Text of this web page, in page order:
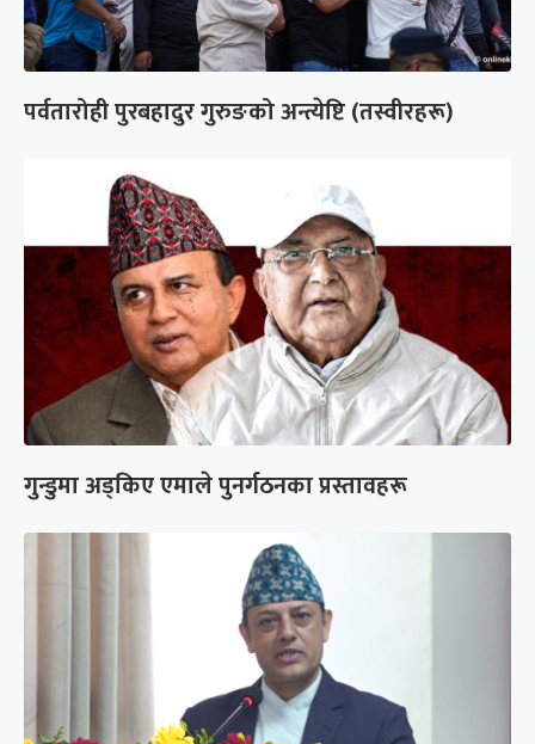
पर्वतारोही पुरबहादुर गुरुङको अन्त्येष्टि (तस्वीरहरू)
गुन्डुमा अड्किए एमाले पुनर्गठनका प्रस्तावहरू